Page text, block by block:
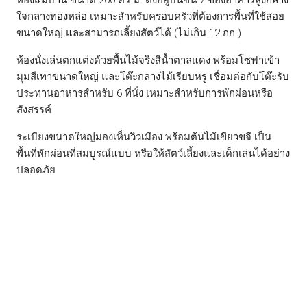
ใจกลางทองหล่อ เหมาะสำหรับครอบครัวที่ต้องการพื้นที่ใช้สอย
ขนาดใหญ่ และสามารถเลี้ยงสัตว์ได้ (ไม่เกิน 12 กก.)
ห้องนั่งเล่นตกแต่งด้วยพื้นไม้จริงสีน้ำตาลแดง พร้อมโซฟาเข้า
มุมสีเทาขนาดใหญ่ และโต๊ะกลางไม้เรียบหรู เชื่อมต่อกับโต๊ะรับ
ประทานอาหารสำหรับ 6 ที่นั่ง เหมาะสำหรับการพักผ่อนหรือ
สังสรรค์
ระเบียงขนาดใหญ่มองเห็นวิวเมือง พร้อมต้นไม้เขียวขจี เป็น
พื้นที่พักผ่อนที่สมบูรณ์แบบ หรือให้สัตว์เลี้ยงและเด็กเล่นได้อย่าง
ปลอดภัย